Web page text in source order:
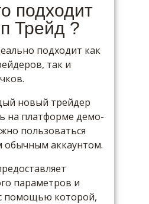
подходит
Трейд ?
подходит как
так и
новый трейдер
на платформе демо-
пользоваться
обычным аккаунтом.
параметров и
помощью которой,